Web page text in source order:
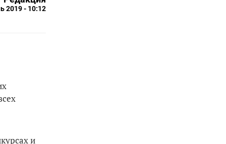
2019 - 10:12
и